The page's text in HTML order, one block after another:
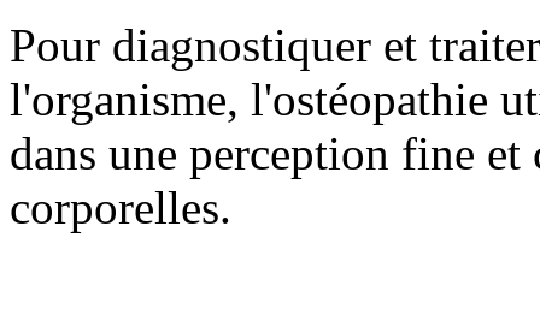
Pour diagnostiquer et
l'organisme, l'ostéopathie
dans une perception fine et
corporelles.